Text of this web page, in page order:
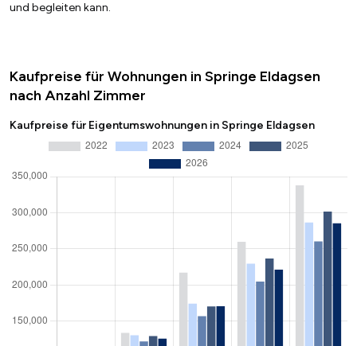
und begleiten kann.
Kaufpreise für Wohnungen in Springe Eldagsen
nach Anzahl Zimmer
Kaufpreise für Eigentumswohnungen in Springe Eldagsen